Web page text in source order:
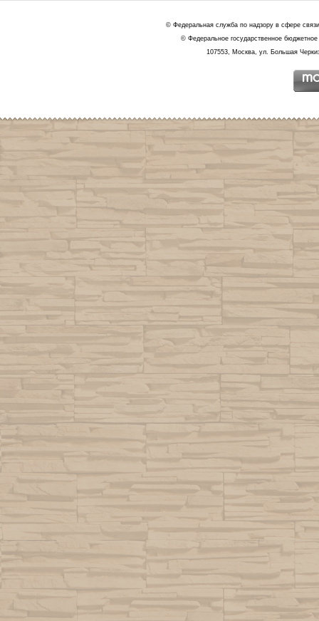
© Федеральная служба по надзору в сфере
© Федеральное государственное
107553, Москва, ул. Большая